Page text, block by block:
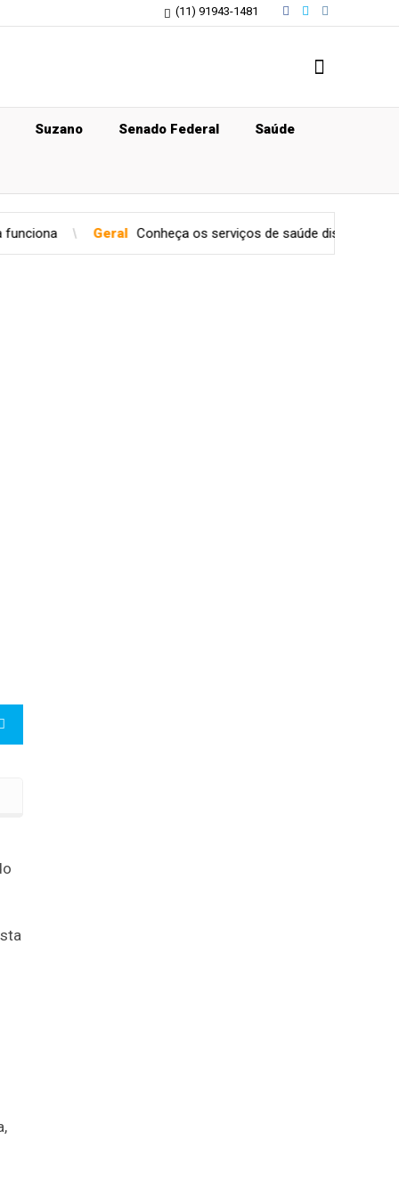
(11) 91943-1481
Suzano Senado Federal Saúde
Conheça os serviços de saúde disponíveis no aplicativo do